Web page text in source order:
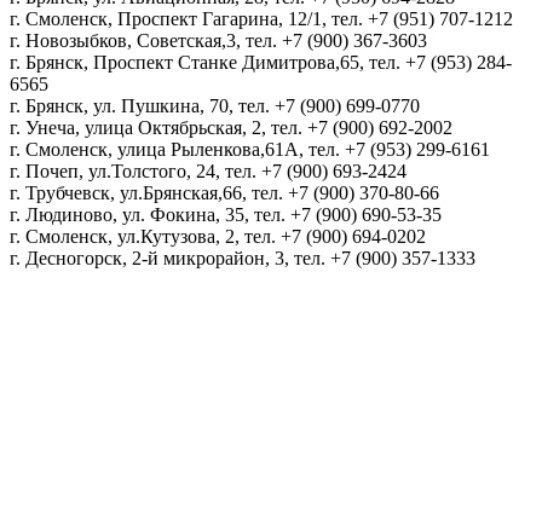
г. Смоленск, Проспект Гагарина, 12/1, тел. +7 (951) 707-1212
г. Новозыбков, Советская,3, тел. +7 (900) 367-3603
г. Брянск, Проспект Станке Димитрова,65, тел. +7 (953) 284-
6565
г. Брянск, ул. Пушкина, 70, тел. +7 (900) 699-0770
г. Унеча, улица Октябрьская, 2, тел. +7 (900) 692-2002
г. Смоленск, улица Рыленкова,61А, тел. +7 (953) 299-6161
г. Почеп, ул.Толстого, 24, тел. +7 (900) 693-2424
г. Трубчевск, ул.Брянская,66, тел. +7 (900) 370-80-66
г. Людиново, ул. Фокина, 35, тел. +7 (900) 690-53-35
г. Смоленск, ул.Кутузова, 2, тел. +7 (900) 694-0202
г. Десногорск, 2-й микрорайон, 3, тел. +7 (900) 357-1333